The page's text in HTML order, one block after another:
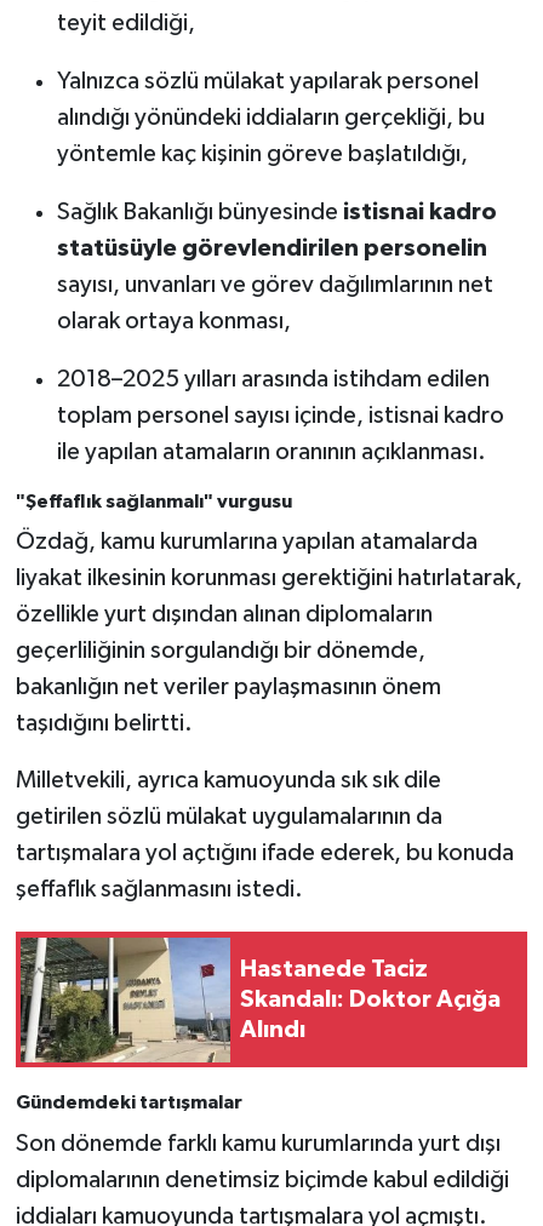
teyit edildiği,
Yalnızca sözlü mülakat yapılarak personel
alındığı yönündeki iddiaların gerçekliği, bu
yöntemle kaç kişinin göreve başlatıldığı,
Sağlık Bakanlığı bünyesinde istisnai kadro
statüsüyle görevlendirilen personelin
sayısı, unvanları ve görev dağılımlarının net
olarak ortaya konması,
2018–2025 yılları arasında istihdam edilen
toplam personel sayısı içinde, istisnai kadro
ile yapılan atamaların oranının açıklanması.
"Şeffaflık sağlanmalı" vurgusu
Özdağ, kamu kurumlarına yapılan atamalarda
liyakat ilkesinin korunması gerektiğini hatırlatarak,
özellikle yurt dışından alınan diplomaların
geçerliliğinin sorgulandığı bir dönemde,
bakanlığın net veriler paylaşmasının önem
taşıdığını belirtti.
Milletvekili, ayrıca kamuoyunda sık sık dile
getirilen sözlü mülakat uygulamalarının da
tartışmalara yol açtığını ifade ederek, bu konuda
şeffaflık sağlanmasını istedi.
Hastanede Taciz
Skandalı: Doktor Açığa
Alındı
Gündemdeki tartışmalar
Son dönemde farklı kamu kurumlarında yurt dışı
diplomalarının denetimsiz biçimde kabul edildiği
iddiaları kamuoyunda tartışmalara yol açmıştı.